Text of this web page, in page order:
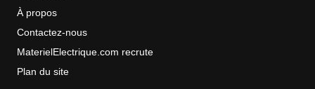
À propos
Contactez-nous
MaterielElectrique.com recrute
Plan du site